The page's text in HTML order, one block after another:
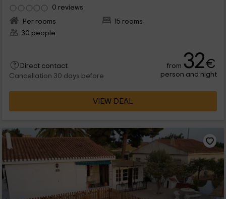
0 reviews
Per rooms
15 rooms
30 people
Direct contact
Cancellation 30 days before
from 32€
person and night
VIEW DEAL